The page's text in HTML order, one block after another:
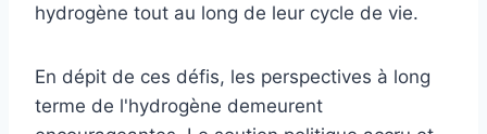
hydrogène tout au long de leur cycle de vie.
En dépit de ces défis, les perspectives à long
terme de l'hydrogène demeurent